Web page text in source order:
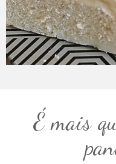
É mais